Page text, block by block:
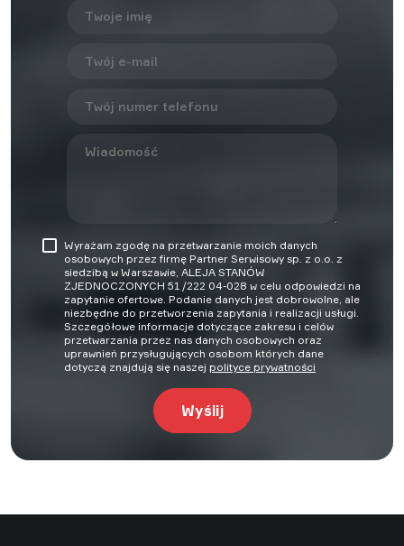
Wyrażam zgodę na przetwarzanie moich danych
osobowych przez firmę Partner Serwisowy sp. z o.o. z
siedzibą w Warszawie, ALEJA STANÓW
ZJEDNOCZONYCH 51 /222 04-028 w celu odpowiedzi na
zapytanie ofertowe. Podanie danych jest dobrowolne, ale
niezbędne do przetworzenia zapytania i realizacji usługi.
Szczegółowe informacje dotyczące zakresu i celów
przetwarzania przez nas danych osobowych oraz
uprawnień przysługujących osobom których dane
dotyczą znajdują się naszej polityce prywatności